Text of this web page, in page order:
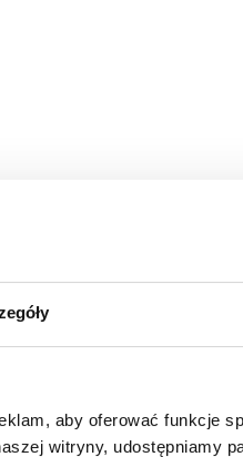
aby oferować funkcje
witryny, udostępniamy